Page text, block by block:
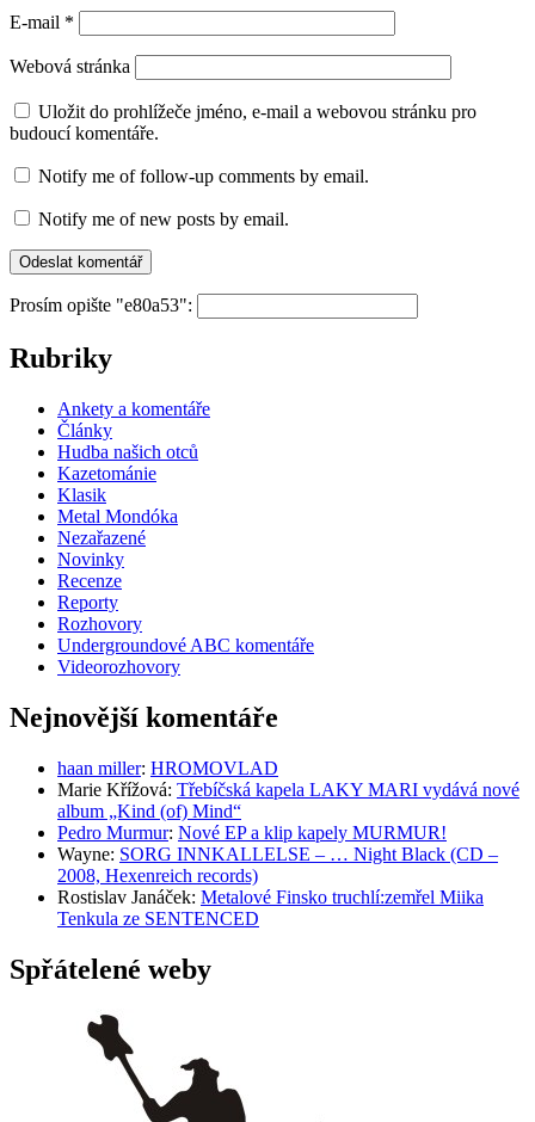
E-mail *
Webová stránka
Uložit do prohlížeče jméno, e-mail a webovou stránku pro
budoucí komentáře.
Notify me of follow-up comments by email.
Notify me of new posts by email.
Prosím opište "e80a53":
Rubriky
Ankety a komentáře
Články
Hudba našich otců
Kazetománie
Klasik
Metal Mondóka
Nezařazené
Novinky
Recenze
Reporty
Rozhovory
Undergroundové ABC komentáře
Videorozhovory
Nejnovější komentáře
haan miller: HROMOVLAD
Marie Křížová: Třebíčská kapela LAKY MARI vydává nové
album „Kind (of) Mind“
Pedro Murmur: Nové EP a klip kapely MURMUR!
Wayne: SORG INNKALLELSE – … Night Black (CD –
2008, Hexenreich records)
Rostislav Janáček: Metalové Finsko truchlí:zemřel Miika
Tenkula ze SENTENCED
Spřátelené weby